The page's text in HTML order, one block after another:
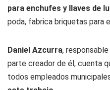
para enchufes y llaves de
poda, fabrica briquetas para
Daniel Azcurra,
parte creador de él, cuenta
todos empleados